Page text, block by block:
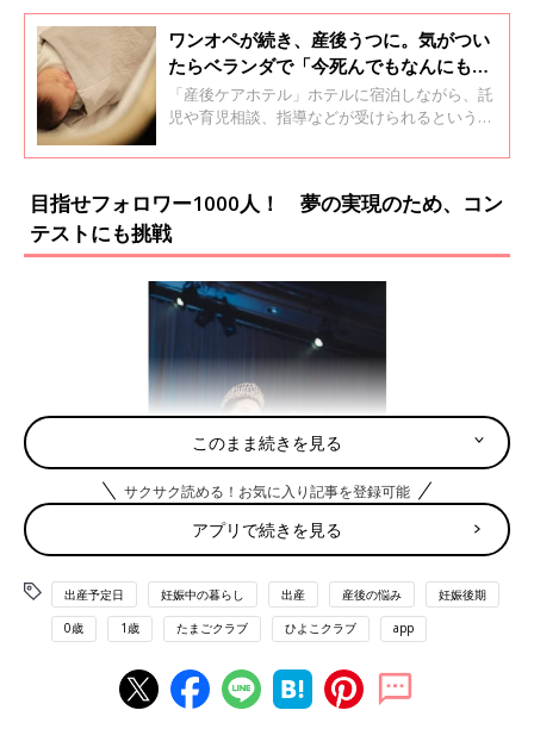
ワンオペが続き、産後うつに。気がつい
たらベランダで「今死んでもなんにも感
じないな」と思った私。産後ケアホテル
を探したけれど…【体験談】
「産後ケアホテル」ホテルに宿泊しながら、託
児や育児相談、指導などが受けられるというも
婦が心身ともにリフレッシュできるメリットが
うつの状態になってその必要性を痛感したこと
から、開業しようと立ち上がった高橋奈美さ
ん。起業のきっかけとその道のり、これからの
目指せフォロワー1000人！ 夢の実現のため、コン
テストにも挑戦
――初めてインスタグラムで「札幌に産後ケアホテルを作りた
い！」と投稿して、大反響。それからはどう進んでいったのです
このまま続きを見る
サクサク読める！お気に入り記事を登録可能
アプリで続きを見る
出産予定日 妊娠中の暮らし 出産 産後の悩み 妊娠後期
0歳 1歳 たまごクラブ ひよこクラブ app